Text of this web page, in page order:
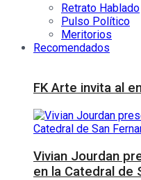
Retrato Hablado
Pulso Político
Meritorios
Recomendados
FK Arte invita al
Vivian Jourdan
en la Catedral de